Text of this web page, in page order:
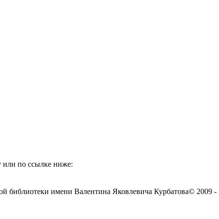
или по ссылке ниже:
библиотеки имени Валентина Яковлевича Курбатова© 2009 -